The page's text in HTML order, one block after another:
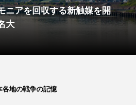
ニアを回収する新触媒を開
大
NEWS SALT書評